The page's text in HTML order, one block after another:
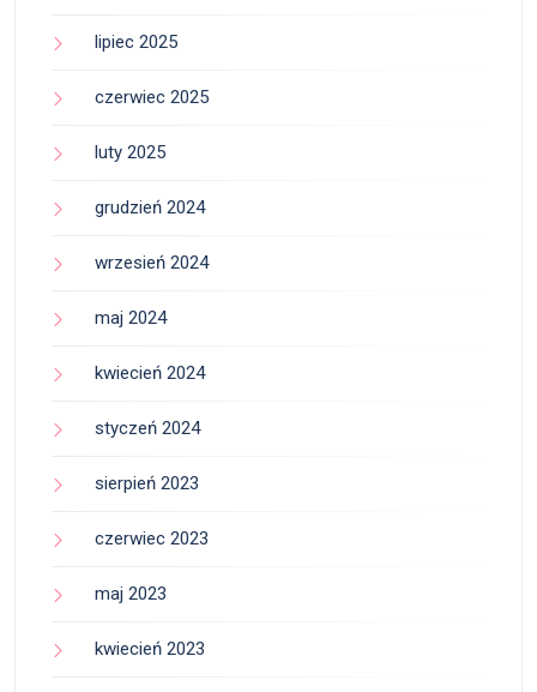
lipiec 2025
czerwiec 2025
luty 2025
grudzień 2024
wrzesień 2024
maj 2024
kwiecień 2024
styczeń 2024
sierpień 2023
czerwiec 2023
maj 2023
kwiecień 2023